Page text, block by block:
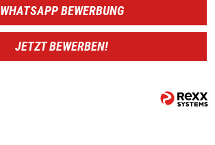
WHATSAPP BEWERBUNG
JETZT BEWERBEN!